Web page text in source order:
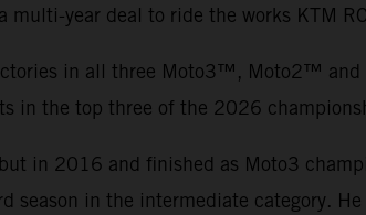
multi-year deal to ride the works KTM
in all three Moto3™, Moto2™
in the top three of the 2026
in 2016 and finished as Moto3
in the intermediate category.